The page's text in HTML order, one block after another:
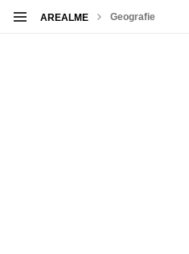
AREALME Geografie